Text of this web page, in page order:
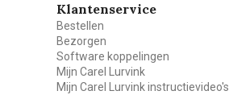
Klantenservice
Bestellen
Bezorgen
Software koppelingen
Mijn Carel Lurvink
Mijn Carel Lurvink instructievideo's